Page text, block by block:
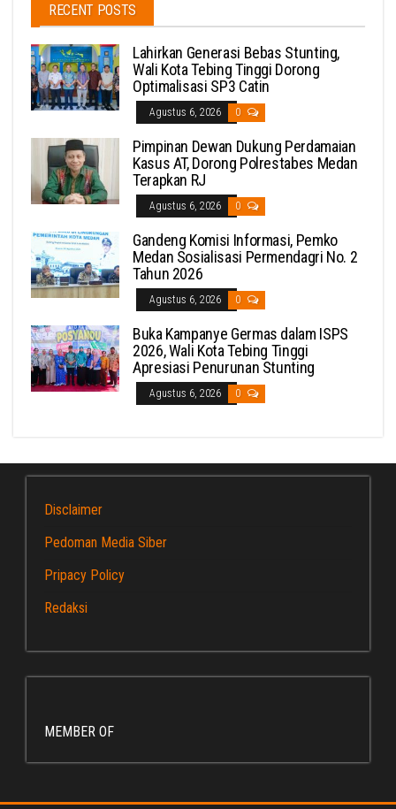
RECENT POSTS
Lahirkan Generasi Bebas Stunting,
Wali Kota Tebing Tinggi Dorong
Optimalisasi SP3 Catin
Agustus 6, 2026 0
Pimpinan Dewan Dukung Perdamaian
Kasus AT, Dorong Polrestabes Medan
Terapkan RJ
Agustus 6, 2026 0
Gandeng Komisi Informasi, Pemko
Medan Sosialisasi Permendagri No. 2
Tahun 2026
Agustus 6, 2026 0
Buka Kampanye Germas dalam ISPS
2026, Wali Kota Tebing Tinggi
Apresiasi Penurunan Stunting
Agustus 6, 2026 0
Disclaimer
Pedoman Media Siber
Pripacy Policy
Redaksi
MEMBER OF